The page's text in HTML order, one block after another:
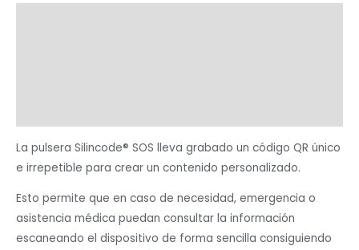
La pulsera Silincode® SOS lleva grabado un código QR único
e irrepetible para crear un contenido personalizado.
Esto permite que en caso de necesidad, emergencia o
asistencia médica puedan consultar la información
escaneando el dispositivo de forma sencilla consiguiendo